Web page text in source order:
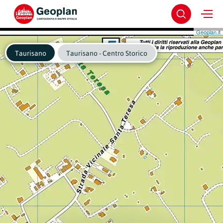
Geoplan.it
Taurisano Taurisano - Centro Storico